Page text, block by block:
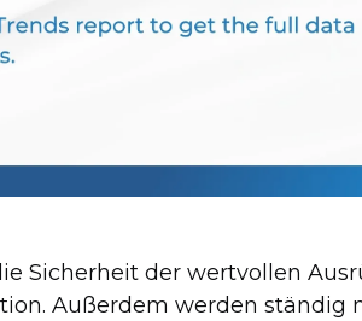
Sicherheit der wertvollen
Außerdem werden ständig